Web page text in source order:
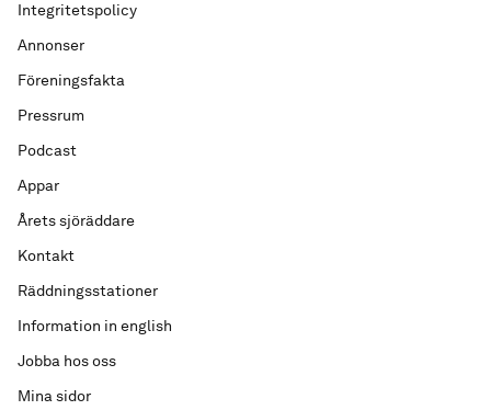
Integritetspolicy
Annonser
Föreningsfakta
Pressrum
Podcast
Appar
Årets sjöräddare
Kontakt
Räddningsstationer
Information in english
Jobba hos oss
Mina sidor